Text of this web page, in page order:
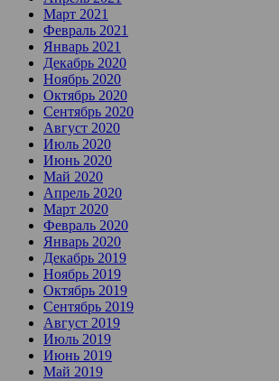
Март 2021
Февраль 2021
Январь 2021
Декабрь 2020
Ноябрь 2020
Октябрь 2020
Сентябрь 2020
Август 2020
Июль 2020
Июнь 2020
Май 2020
Апрель 2020
Март 2020
Февраль 2020
Январь 2020
Декабрь 2019
Ноябрь 2019
Октябрь 2019
Сентябрь 2019
Август 2019
Июль 2019
Июнь 2019
Май 2019